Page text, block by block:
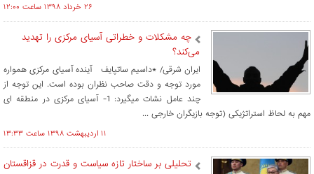
۲۶ خرداد ۱۳۹۸ ساعت ۱۲:۰۰
چه مشکلات و خطراتی آسیای مرکزی را تهدید
می‌کند؟
ایران شرقی/ *داسیم ساتپایف آینده آسیای مرکزی همواره
مورد توجه و دقت صاحب نظران بوده است. این توجه از
چند عامل نشات میگیرد: 1- آسیای مرکزی در منطقه ای
مهم به لحاظ استراتژیکی (توجه بازیگران خارجی ...
۱۱ ارديبهشت ۱۳۹۸ ساعت ۱۳:۳۳
تحلیلی بر ساختار تازه سیاست و قدرت در قزاقستان